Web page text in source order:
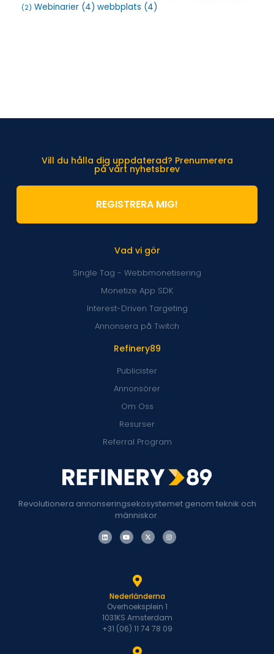
(2) Webinarier (4) webbplats (4)
Revolutionera annonseringsekosystemet genom teknik och
människor.
Refinery89
Publicister
Annonsörer
Om Oss
Resurser
Referral Program
Vad vi gör
Single Tag - Webbmonetisering
Monetize App SDK
Interest-Driven Targeting
Annonsera på Twitch
Vill du hålla dig uppdaterad? Prenumerera
på vårt nyhetsbrev
REGISTRERA MIG!
Nederländerna
Overhoeksplein 1
1031KS Amsterdam
+31 (06) 11 74 78 09